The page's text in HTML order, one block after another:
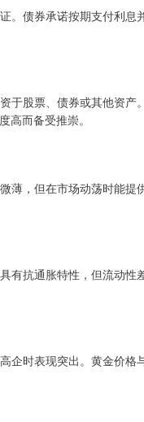
。债券承诺按期支付利
于股票、债券或其他资
高而备受推崇。
薄，但在市场动荡时能提
有抗通胀特性，但流动
时表现突出。黄金价格